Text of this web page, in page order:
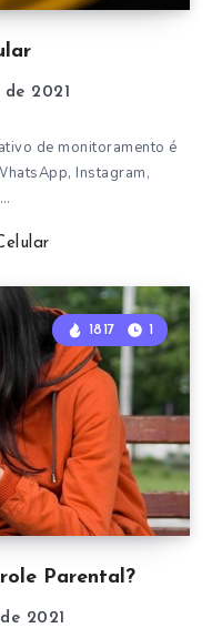
2021
de monitoramento é
Instagram,
Parental?
1817 1
2021